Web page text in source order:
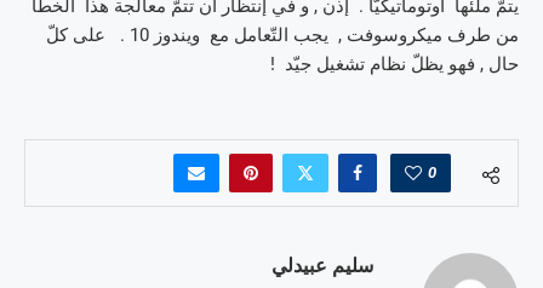
يتمّ ملئها أوتوماتيكيّا . إذن , و في إنتظار أن تتمّ معالجة هذا الخطأ
من طرف ميكروسوفت , يجب التّعامل مع ويندوز 10 . على كلّ
حال , فهو يظلّ نظام تشغيل جيّد !
0
سليم عبيدلي